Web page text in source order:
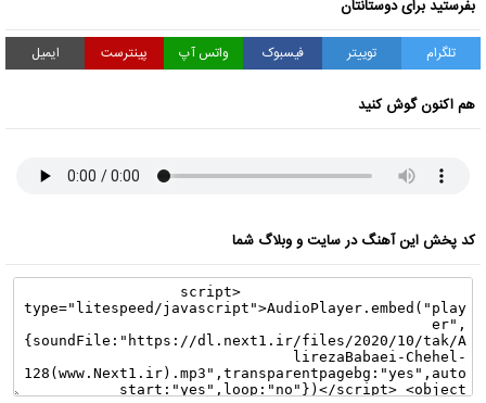
بفرستید برای دوستانتان
تلگرام توییتر فیسبوک واتس آپ پینترست ایمیل
هم اکنون گوش کنید
کد پخش این آهنگ در سایت و وبلاگ شما